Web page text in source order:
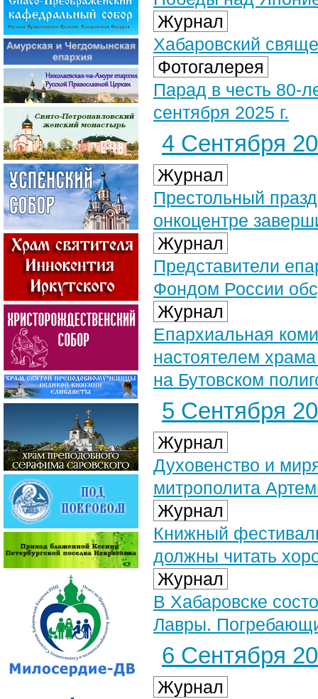
Журнал
Хабаровский
Фотогалерея
Парад в честь 80-
сентября 2025 г.
4 Сентября
Журнал
Престольный
онкоцентре
Журнал
Представители
Фондом России
Журнал
Епархиальная
настоятелем
на Бутовском
5 Сентября
Журнал
Духовенство и
митрополита
Журнал
Книжный
должны читать
Журнал
В Хабаровске
Лавры.
6 Сентября
Журнал